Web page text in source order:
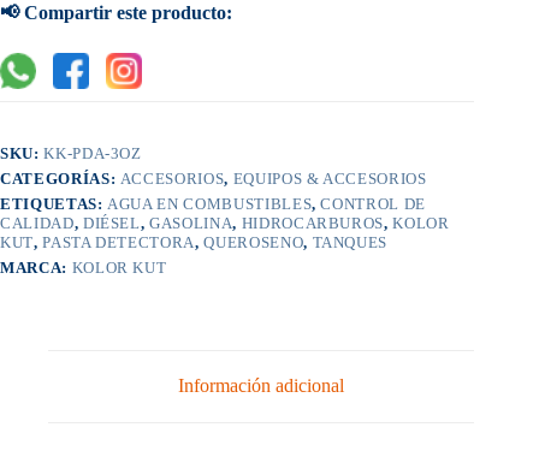
📢 Compartir este producto:
SKU:KK-PDA-3OZ
CATEGORÍAS: ACCESORIOS, EQUIPOS & ACCESORIOS
ETIQUETAS: AGUA EN COMBUSTIBLES,CONTROL DE
CALIDAD, DIÉSEL,GASOLINA, HIDROCARBUROS,KOLOR
KUT,PASTA DETECTORA,QUEROSENO, TANQUES
MARCA: KOLOR KUT
Información adicional